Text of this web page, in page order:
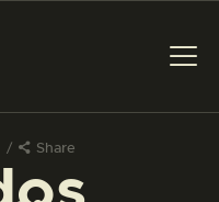
Share